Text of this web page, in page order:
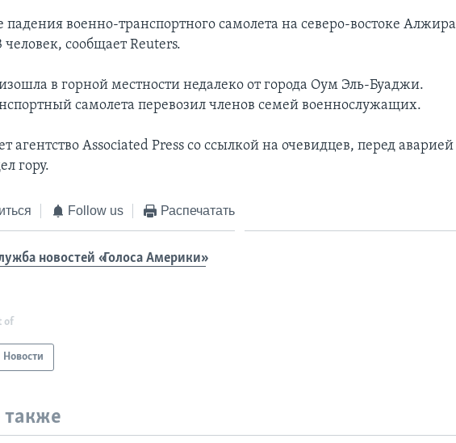
падения военно-транспортного самолета на северо-востоке Алжира
человек, сообщает Reuters.
в горной местности недалеко от города Оум Эль-Буаджи.
самолета перевозил членов семей военнослужащих.
агентство Associated Press со ссылкой на очевидцев, перед аварией
гору.
Follow us Распечатать
новостей «Голоса Америки»
of
Новости
также